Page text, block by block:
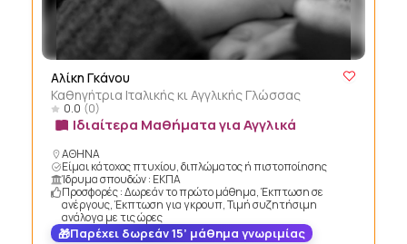
Αλίκη Γκάνου
Καθηγήτρια Ιταλικής κι Αγγλικής Γλώσσας
0.0 (0)
Ιδιαίτερα Μαθήματα για Αγγλικά
ΑΘΗΝΑ
Είμαι κάτοχος πτυχίου, διπλώματος ή πιστοποίησης
Ίδρυμα σπουδών : ΕΚΠΑ
Προσφορές : Δωρεάν το πρώτο μάθημα, Έκπτωση σε
ανέργους, Έκπτωση για γκρουπ, Τιμή συζητήσιμη
ανάλογα με τις ώρες
Παρέχει δωρεάν 15’ μάθημα γνωριμίας